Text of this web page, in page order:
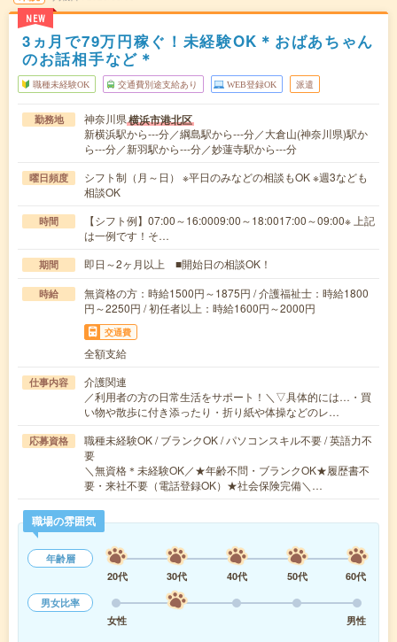
NEW
3ヵ月で79万円稼ぐ！未経験OK＊おばあちゃん
のお話相手など＊
職種未経験OK 交通費別途支給あり WEB登録OK 派遣
勤務地 神奈川県横浜市港北区
新横浜駅から---分／綱島駅から---分／大倉山(神奈川県)駅か
ら---分／新羽駅から---分／妙蓮寺駅から---分
曜日頻度
シフト制（月～日） ※平日のみなどの相談もOK ※週3なども
相談OK
時間
【シフト例】07:00～16:0009:00～18:0017:00～09:00※ 上記
は一例です！そ…
期間 即日～2ヶ月以上 ■開始日の相談OK！
時給
無資格の方：時給1500円～1875円 / 介護福祉士：時給1800
円～2250円 / 初任者以上：時給1600円～2000円
交通費
全額支給
仕事内容
介護関連
／利用者の方の日常生活をサポート！＼▽具体的には…・買
い物や散歩に付き添ったり・折り紙や体操などのレ…
応募資格
職種未経験OK / ブランクOK / パソコンスキル不要 / 英語力不
要
＼無資格＊未経験OK／★年齢不問・ブランクOK★履歴書不
要・来社不要（電話登録OK）★社会保険完備＼…
職場の雰囲気
年齢層
20代
30代 40代 50代
60代
男女比率
女性
男性